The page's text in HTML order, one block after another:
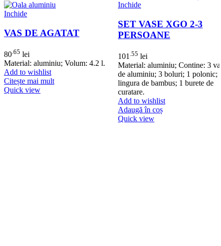
Inchide
VAS DE AGATAT
80 .65 lei
Material: aluminiu; Volum: 4.2 l.
Add to wishlist
Citește mai mult
Quick view
Inchide
SET VASE XGO 2-3
PERSOANE
101 .55 lei
Material: aluminiu; Contine: 3
de aluminiu; 3 boluri; 1 polonic;
lingura de bambus; 1 burete de
curatare.
Add to wishlist
Adaugă în coș
Quick view